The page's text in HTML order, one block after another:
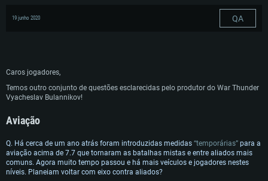
19 junho 2020 QA
Caros jogadores,
Temos outro conjunto de questões esclarecidas pelo produtor do War Thunder
Vyacheslav Bulannikov!
Aviação
Q. Há cerca de um ano atrás foram introduzidas medidas “temporárias” para a
aviação acima de 7.7 que tornaram as batalhas mistas e entre aliados mais
comuns. Agora muito tempo passou e há mais veículos e jogadores nestes
níveis. Planeiam voltar com eixo contra aliados?